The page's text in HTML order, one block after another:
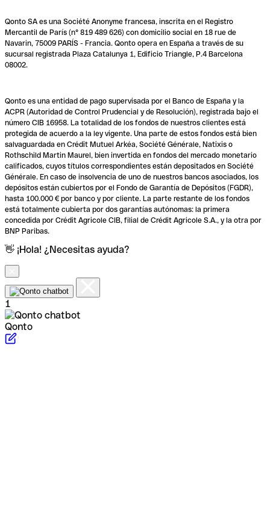
Qonto SA es una Société Anonyme francesa, inscrita en el Registro
Mercantil de París (n° 819 489 626) con domicilio social en 18 rue de
Navarin, 75009 PARÍS - Francia. Qonto opera en España a través de su
sucursal registrada Plaza Catalunya 1, Edificio Triangle, P.4 Barcelona
08002.
Qonto es una entidad de pago supervisada por el Banco de España y la
ACPR (Autoridad de Control Prudencial y de Resolución), registrada bajo el
número CIB 16958. La totalidad de los fondos de nuestros clientes está
protegida de acuerdo a la ley vigente. Una parte de estos fondos está bien
salvaguardada en Crédit Mutuel Arkéa, Société Générale, Natixis o
Rothschild Martin Maurel, bien invertida en fondos del mercado monetario
calificados, cuyos títulos correspondientes están depositados en Société
Générale. En caso de insolvencia de uno de nuestros bancos asociados, los
depósitos están cubiertos por el Fondo de Garantía de Depósitos (FGDR),
hasta 100.000 € por banco y por cliente. La parte restante de los fondos
está totalmente cubierta por dos garantías autónomas: la primera
concedida por Crédit Agricole CIB, filial de Crédit Agricole S.A., y la otra por
BNP Paribas.
👋 ¡Hola! ¿Necesitas ayuda?
1
Qonto